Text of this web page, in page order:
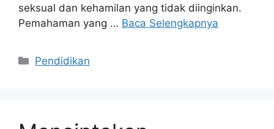
seksual dan kehamilan yang tidak diinginkan.
Pemahaman yang … Baca Selengkapnya
Kategori
Pendidikan